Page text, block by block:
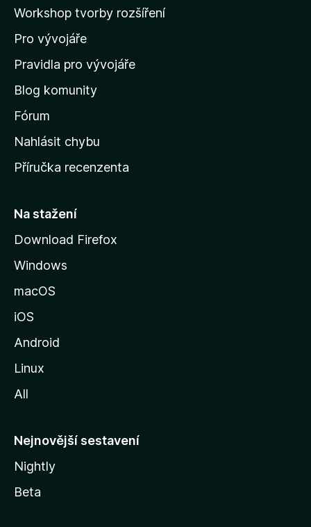
d
o
m
v
s
k
u
t
á
n
M
o
l
y
Workshop tvorby rozšíření
Pro vývojáře
Pravidla pro vývojáře
Blog komunity
Fórum
Nahlásit chybu
Příručka recenzenta
Na stažení
Download Firefox
Windows
macOS
iOS
Android
Linux
All
Nejnovější sestavení
Nightly
Beta